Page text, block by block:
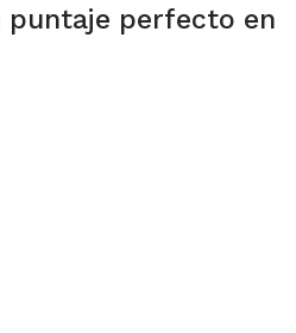
puntaje perfecto en